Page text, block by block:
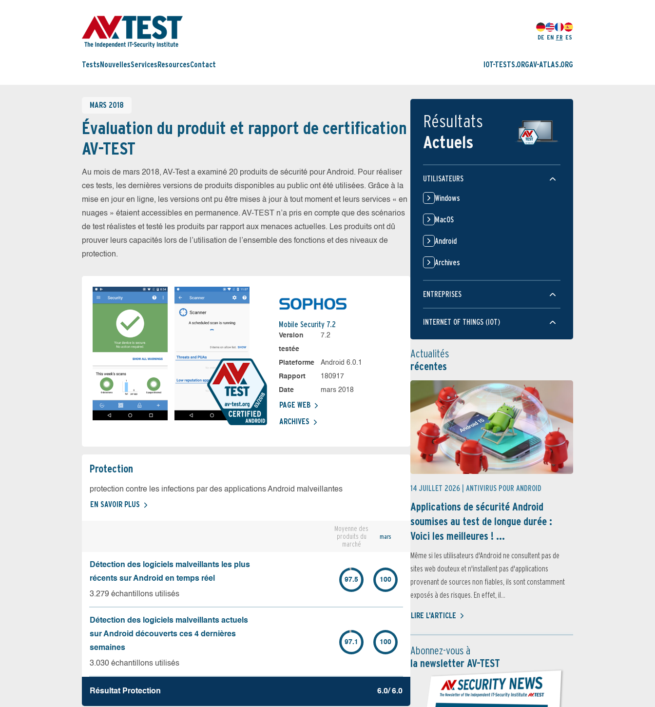
DE EN FR ES
Tests NouvellesServices ResourcesContact IOT-TESTS.ORGAV-ATLAS.ORG
MARS 2018
Évaluation du produit et rapport de certification
AV-TEST
Au mois de mars 2018, AV-Test a examiné 20 produits de sécurité pour Android. Pour réaliser
ces tests, les dernières versions de produits disponibles au public ont été utilisées. Grâce à la
mise en jour en ligne, les versions ont pu être mises à jour à tout moment et leurs services « en
nuages » étaient accessibles en permanence. AV-TEST n’a pris en compte que des scénarios
de test réalistes et testé les produits par rapport aux menaces actuelles. Les produits ont dû
prouver leurs capacités lors de l’utilisation de l’ensemble des fonctions et des niveaux de
protection.
Mobile Security 7.2
Version
testée
7.2
Plateforme
Android 6.0.1
Rapport
180917
Date
mars 2018
PAGE WEB
ARCHIVES
Protection
protection contre les infections par des applications Android malveillantes
EN SAVOIR PLUS
Moyenne des
produits du
marché
mars
Détection des logiciels malveillants les plus
récents sur Android en temps réel
3.279 échantillons utilisés
97.5 100
Détection des logiciels malveillants actuels
sur Android découverts ces 4 dernières
semaines
3.030 échantillons utilisés
97.1 100
Résultat Protection 6.0/ 6.0
Résultats
Actuels
UTILISATEURS
Windows
MacOS
Android
Archives
ENTREPRISES
INTERNET OF THINGS (IOT)
Actualités
récentes
14 JUILLET 2026 | ANTIVIRUS POUR ANDROID
Applications de sécurité Android
soumises au test de longue durée :
Voici les meilleures ! ...
Même si les utilisateurs d'Android ne consultent pas de
sites web douteux et n'installent pas d'applications
provenant de sources non fiables, ils sont constamment
exposés à des risques. En effet, il...
LIRE L'ARTICLE
Abonnez-vous à
la newsletter AV-TEST